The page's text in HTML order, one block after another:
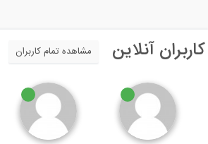
کاربران آنلاین مشاهده تمام کاربران